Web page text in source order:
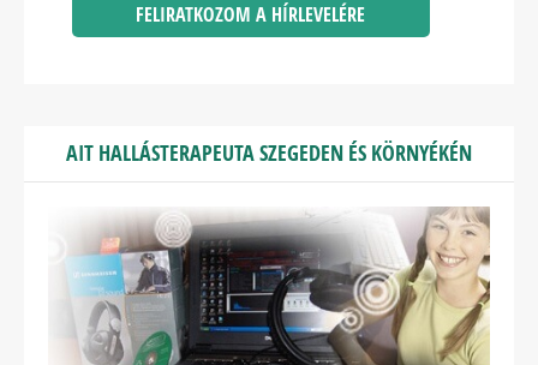
AIT HALLÁSTERAPEUTA SZEGEDEN ÉS KÖRNYÉKÉN